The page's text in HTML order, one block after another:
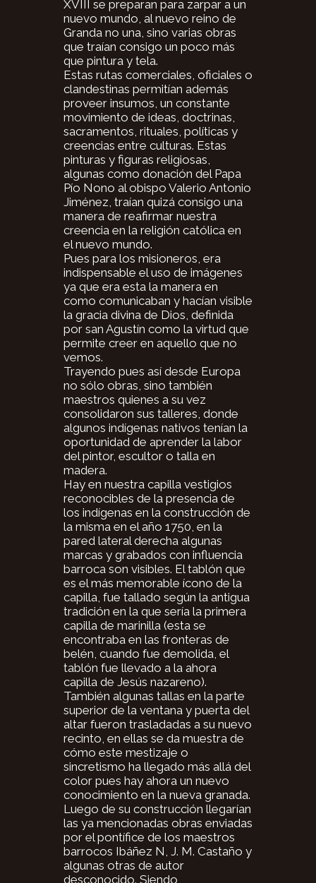
XVIII se preparan para zarpar a un
nuevo mundo, al nuevo reino de
Granda no una, sino varias obras
que traían consigo un poco más
que pintura y tela.
Estas rutas comerciales, oficiales o
clandestinas permitían además
proveer insumos, un constante
movimiento de ideas, doctrinas,
sacramentos, rituales, políticas y
creencias entre culturas. Estas
pinturas y figuras religiosas,
algunas como donación del Papa
Pío Nono al obispo Valerio Antonio
Jiménez, traían quizá consigo una
manera de reafirmar nuestra
creencia en la religión católica en
el nuevo mundo.
Pues para los misioneros, era
indispensable el uso de imágenes
ya que era esta la manera en
como comunicaban y hacían visible
la gracia divina de Dios, definida
por san Agustín como la virtud que
permite creer en aquello que no
vemos.
Trayendo pues así desde Europa
no sólo obras, sino también
maestros quienes a su vez
consolidaron sus talleres, donde
algunos indígenas nativos tenían la
oportunidad de aprender la labor
del pintor, escultor o talla en
madera.
Hay en nuestra capilla vestigios
reconocibles de la presencia de
los indígenas en la construcción de
la misma en el año 1750, en la
pared lateral derecha algunas
marcas y grabados con influencia
barroca son visibles. El tablón que
es el más memorable ícono de la
capilla, fue tallado según la antigua
tradición en la que sería la primera
capilla de marinilla (esta se
encontraba en las fronteras de
belén, cuando fue demolida, el
tablón fue llevado a la ahora
capilla de Jesús nazareno).
También algunas tallas en la parte
superior de la ventana y puerta del
altar fueron trasladadas a su nuevo
recinto, en ellas se da muestra de
cómo este mestizaje o
sincretismo ha llegado más allá del
color pues hay ahora un nuevo
conocimiento en la nueva granada.
Luego de su construcción llegarían
las ya mencionadas obras enviadas
por el pontífice de los maestros
barrocos Ibáñez N, J. M. Castaño y
algunas otras de autor
desconocido. Siendo